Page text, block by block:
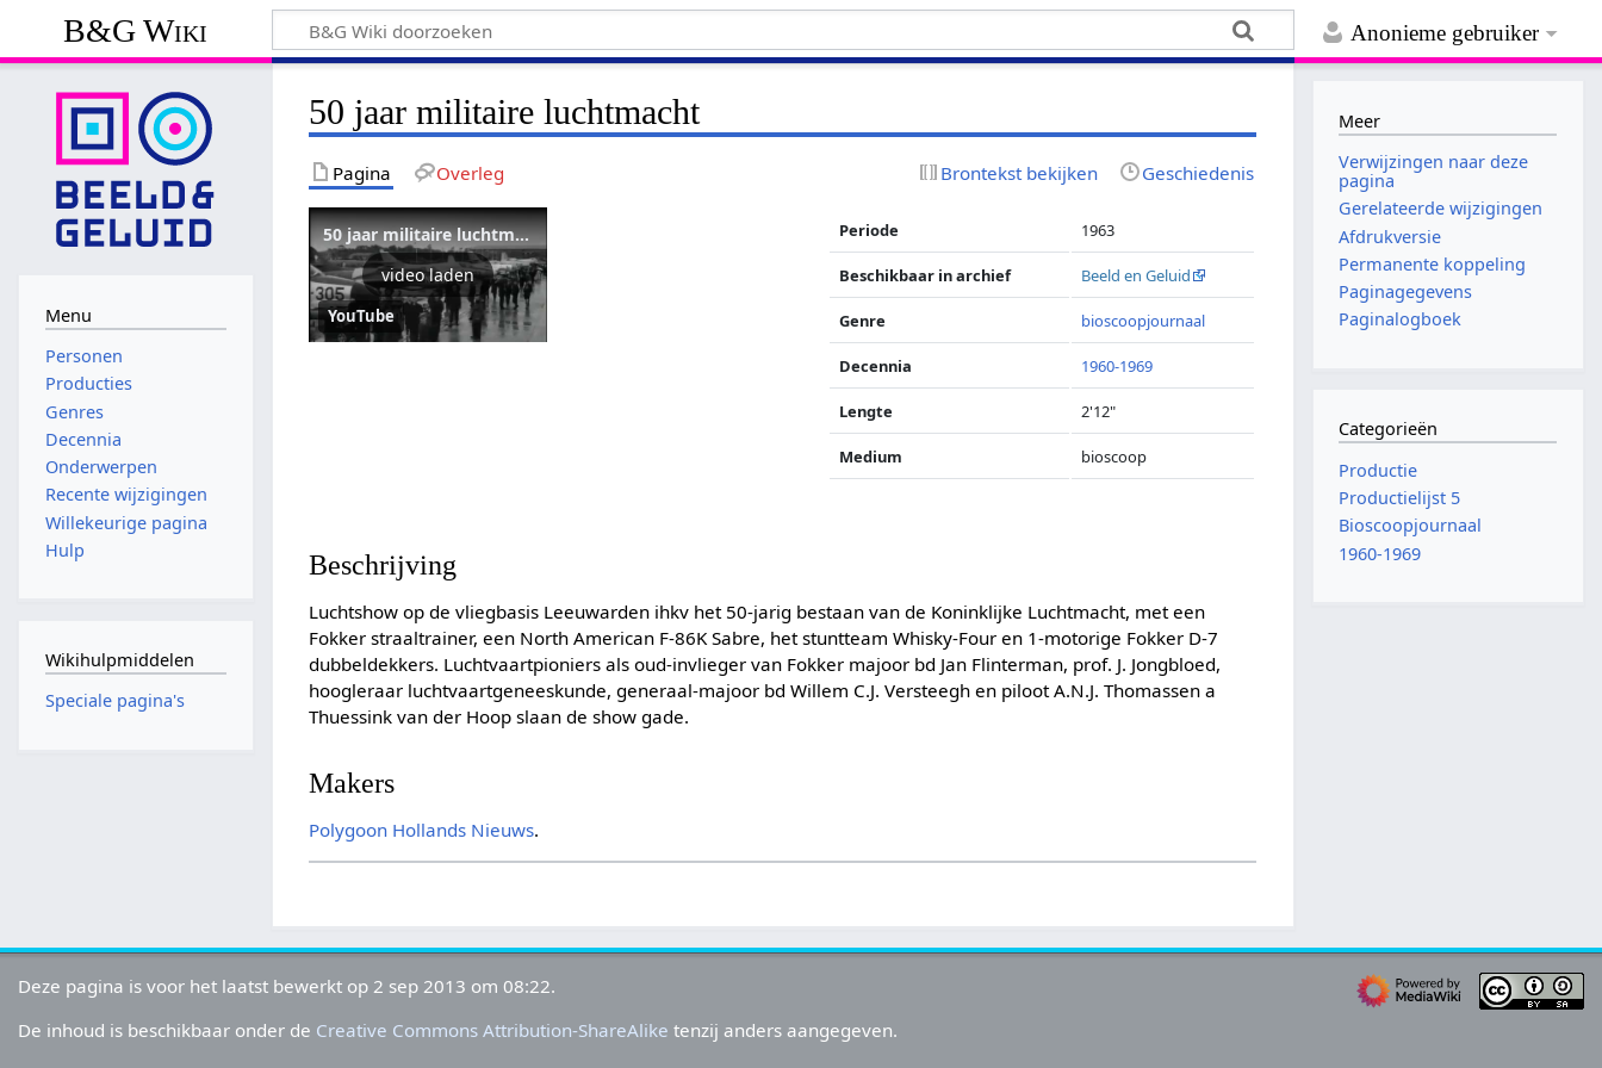
Anonieme gebruiker
B&G Wiki
50 jaar militaire luchtmacht
Pagina Overleg Brontekst bekijken Geschiedenis
Periode 1963
Beschikbaar in archief Beeld en Geluid
Genre bioscoopjournaal
Decennia 1960-1969
Lengte 2'12"
Medium bioscoop
50 jaar militaire luchtmacht (1963)
video laden
YouTube
Beschrijving
Luchtshow op de vliegbasis Leeuwarden ihkv het 50-jarig bestaan van de Koninklijke Luchtmacht, met een
Fokker straaltrainer, een North American F-86K Sabre, het stuntteam Whisky-Four en 1-motorige Fokker D-7
dubbeldekkers. Luchtvaartpioniers als oud-invlieger van Fokker majoor bd Jan Flinterman, prof. J. Jongbloed,
hoogleraar luchtvaartgeneeskunde, generaal-majoor bd Willem C.J. Versteegh en piloot A.N.J. Thomassen a
Thuessink van der Hoop slaan de show gade.
Makers
Polygoon Hollands Nieuws.
Menu
Personen
Producties
Genres
Decennia
Onderwerpen
Recente wijzigingen
Willekeurige pagina
Hulp
Wikihulpmiddelen
Speciale pagina's
Meer
Verwijzingen naar deze
pagina
Gerelateerde wijzigingen
Afdrukversie
Permanente koppeling
Paginagegevens
Paginalogboek
Categorieën
Productie
Productielijst 5
Bioscoopjournaal
1960-1969
Deze pagina is voor het laatst bewerkt op 2 sep 2013 om 08:22.
De inhoud is beschikbaar onder de Creative Commons Attribution-ShareAlike tenzij anders aangegeven.